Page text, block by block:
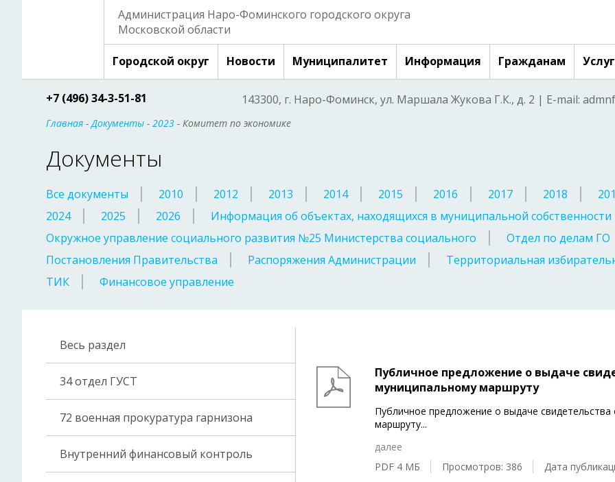
Администрация Наро-Фоминского городского округа
Московской области
Городской округ Новости Муниципалитет Информация Гражданам
+7 (496) 34-3-51-81 143300, г. Наро-Фоминск, ул. Маршала Жукова Г.К., д. 2 | E-mail:
Главная -Документы - 2023 - Комитет по экономике
Документы
Все документы 2010 2012 2013 2014 2015 2016 2017 2018
2024
2025 2026 Информация об объектах, находящихся в муниципальной собственности
Окружное управление социального развития №25 Министерства социального
Отдел по делам ГО
Постановления Правительства
Распоряжения Администрации
Территориальная
ТИК
Финансовое управление
Весь раздел
34 отдел ГУСТ
72 военная прокуратура гарнизона
Внутренний финансовый контроль
Публичное предложение о выдаче
муниципальному маршруту
Публичное предложение о выдаче
маршруту...
далее
PDF 4 МБ
Просмотров: 386 Дата